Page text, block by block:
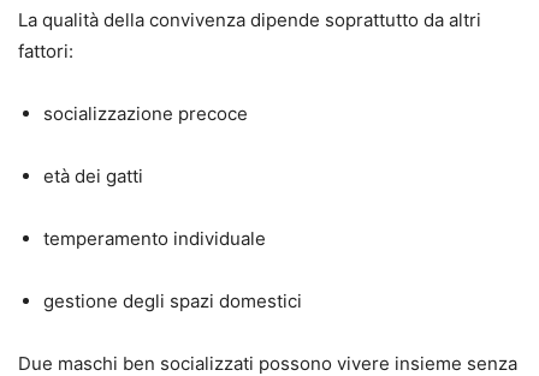
La qualità della convivenza dipende soprattutto da altri
fattori:
socializzazione precoce
età dei gatti
temperamento individuale
gestione degli spazi domestici
Due maschi ben socializzati possono vivere insieme senza